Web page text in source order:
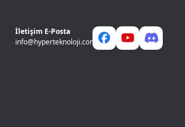
İletişim E-Posta
info@hyperteknoloji.com